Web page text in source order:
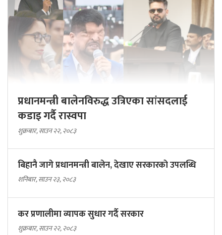
प्रधानमन्त्री बालेनविरुद्ध उत्रिएका सांसदलाई
कडाइ गर्दै रास्वपा
शुक्रबार, साउन २२, २०८३
बिहानै जागे प्रधानमन्त्री बालेन, देखाए सरकारकाे उपलब्धि
शनिबार, साउन २३, २०८३
कर प्रणालीमा व्यापक सुधार गर्दै सरकार
शुक्रबार, साउन २२, २०८३